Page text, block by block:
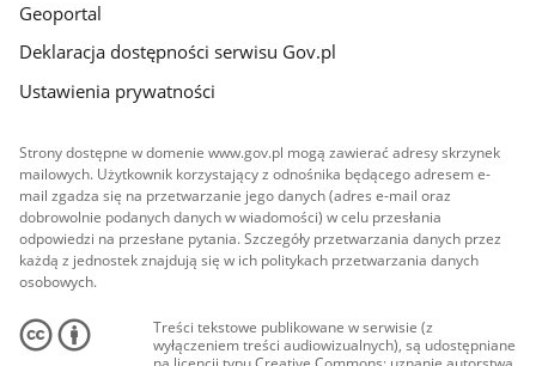
Geoportal
Deklaracja dostępności serwisu Gov.pl
Ustawienia prywatności
Strony dostępne w domenie www.gov.pl mogą zawierać adresy skrzynek
mailowych. Użytkownik korzystający z odnośnika będącego adresem e-
mail zgadza się na przetwarzanie jego danych (adres e-mail oraz
dobrowolnie podanych danych w wiadomości) w celu przesłania
odpowiedzi na przesłane pytania. Szczegóły przetwarzania danych przez
każdą z jednostek znajdują się w ich politykach przetwarzania danych
osobowych.
Treści tekstowe publikowane w serwisie (z
wyłączeniem treści audiowizualnych), są udostępniane